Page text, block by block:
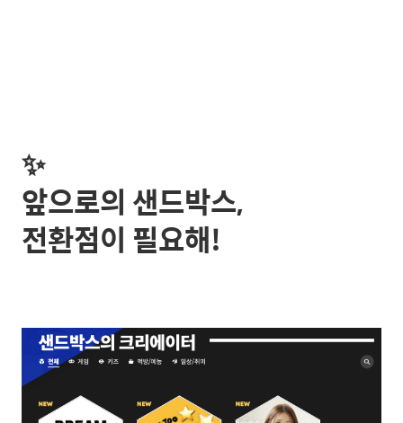
✨
앞으로의 샌드박스,
전환점이 필요해!